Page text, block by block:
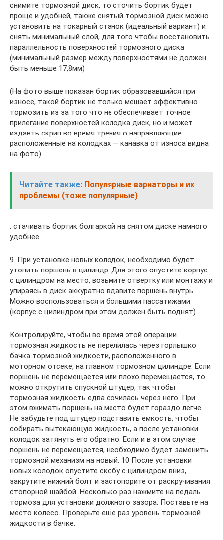
снимите тормозной диск, то сточить бортик будет
проще и удобней, также снятый тормозной диск можно
установить на токарный станок (идеальный вариант) и
снять минимальный слой, для того чтобы восстановить
параллельность поверхностей тормозного диска
(минимальный размер между поверхностями не должен
быть меньше 17,8мм)
(На фото выше показан бортик образовавшийся при
износе, такой бортик не только мешает эффективно
тормозить из за того что не обеспечивает точное
прилегание поверхностей колодка диск, но и может
издавть скрип во время трения о направляющие
расположенные на колодках — канавка от износа видна
на фото)
Читайте также: Популярные вариаторы и их
проблемы (тоже популярные)
. стачивать бортик болгаркой на снятом диске намного
удобнее
9. При установке новых колодок, необходимо будет
утопить поршень в цилиндр. Для этого опустите корпус
с цилиндром на место, возьмите отвертку или монтажу и
упираясь в диск аккуратно вдавите поршень внутрь.
Можно воспользоваться и большими пассатижами
(корпус с цилиндром при этом должен быть поднят).
Контролируйте, чтобы во время этой операции
тормозная жидкость не перелилась через горлышко
бачка тормозной жидкости, расположенного в
моторном отсеке, на главном тормозном цилиндре. Если
поршень не перемещается или плохо перемещается, то
можно открутить спускной штуцер, так чтобы
тормозная жидкость едва сочилась через него. При
этом вжимать поршень на место будет гораздо легче.
Не забудьте под штуцер подставить емкость, чтобы
собирать вытекающую жидкость, а после установки
колодок затянуть его обратно. Если и в этом случае
поршень не перемещается, необходимо будет заменить
тормозной механизм на новый. 10 После установки
новых колодок опустите скобу с цилиндром вниз,
закрутите нижний болт и застопорите от раскручивания
стопорной шайбой. Несколько раз нажмите на педаль
тормоза для установки должного зазора. Поставьте на
место колесо. Проверьте еще раз уровень тормозной
жидкости в бачке.